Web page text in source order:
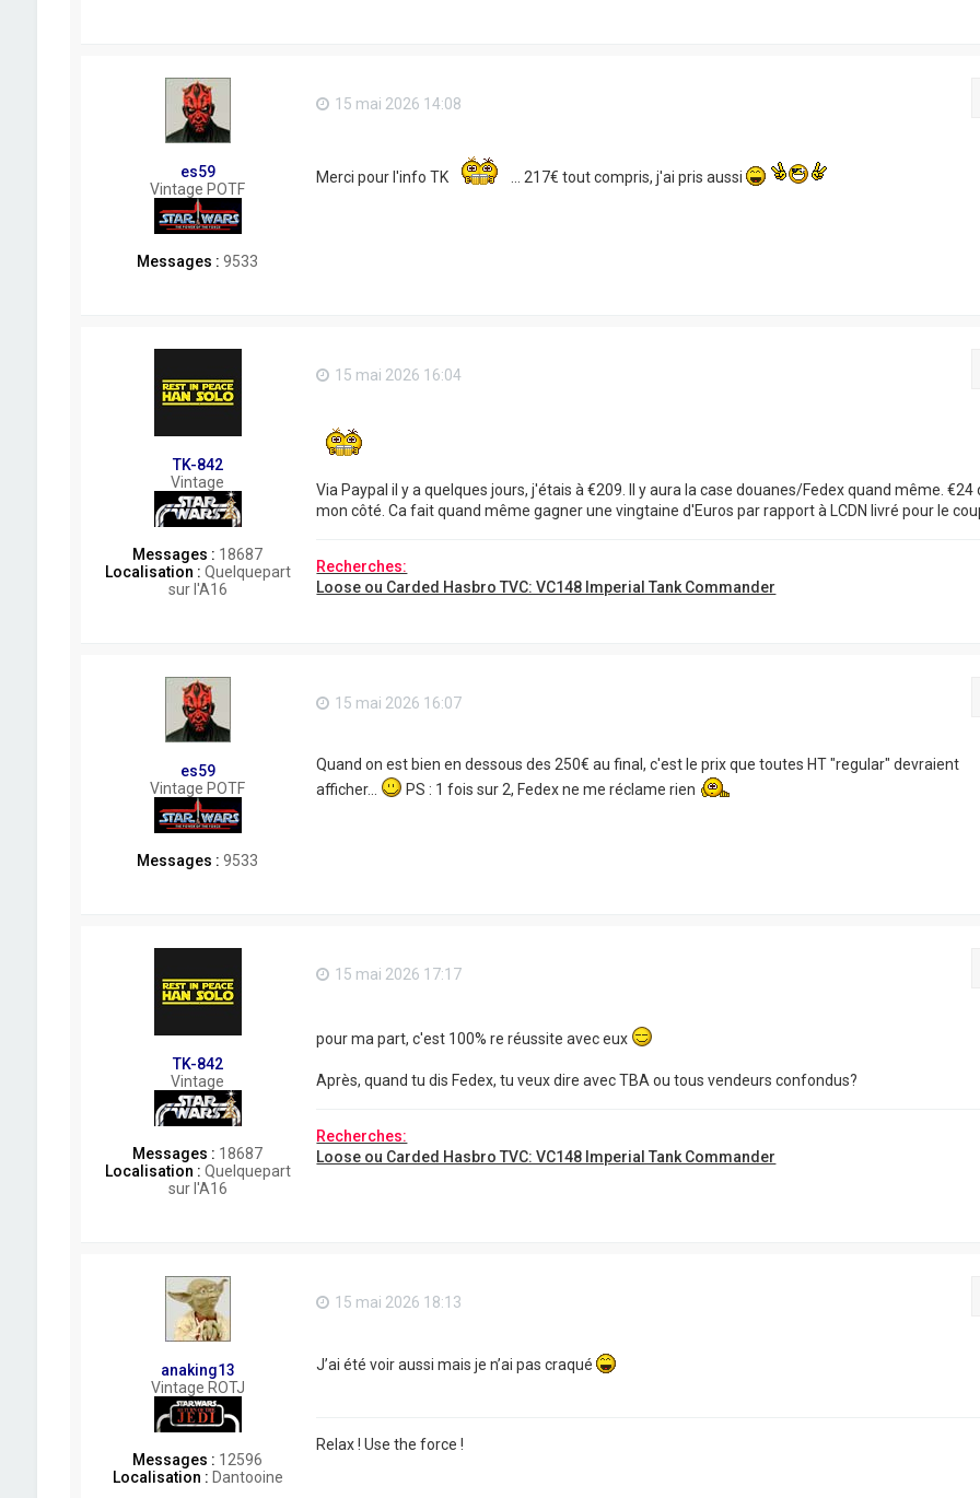
es59
Vintage POTF
Messages : 9533
15 mai 2026 14:08
Merci pour l'info TK ... 217€ tout compris, j'ai pris aussi
TK-842
Vintage
Messages : 18687
Localisation : Quelquepart
sur l'A16
15 mai 2026 16:04
Via Paypal il y a quelques jours, j'étais à €209. Il y aura la case douanes/Fedex quand même. €24
mon côté. Ca fait quand même gagner une vingtaine d'Euros par rapport à LCDN livré pour le
Recherches:
Loose ou Carded Hasbro TVC: VC148 Imperial Tank Commander
es59
Vintage POTF
Messages : 9533
15 mai 2026 16:07
Quand on est bien en dessous des 250€ au final, c'est le prix que toutes HT "regular" devraient
afficher...
PS : 1 fois sur 2, Fedex ne me réclame rien
TK-842
Vintage
Messages : 18687
Localisation : Quelquepart
sur l'A16
15 mai 2026 17:17
pour ma part, c'est 100% re réussite avec eux
Après, quand tu dis Fedex, tu veux dire avec TBA ou tous vendeurs confondus?
Recherches:
Loose ou Carded Hasbro TVC: VC148 Imperial Tank Commander
anaking13
Vintage ROTJ
Messages : 12596
Localisation : Dantooine
15 mai 2026 18:13
J’ai été voir aussi mais je n’ai pas craqué
Relax ! Use the force !